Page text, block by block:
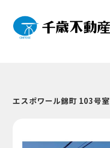
エスポワール錦町 103号室